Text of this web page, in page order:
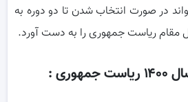
در صورت انتخاب شدن تا دو دوره به
: